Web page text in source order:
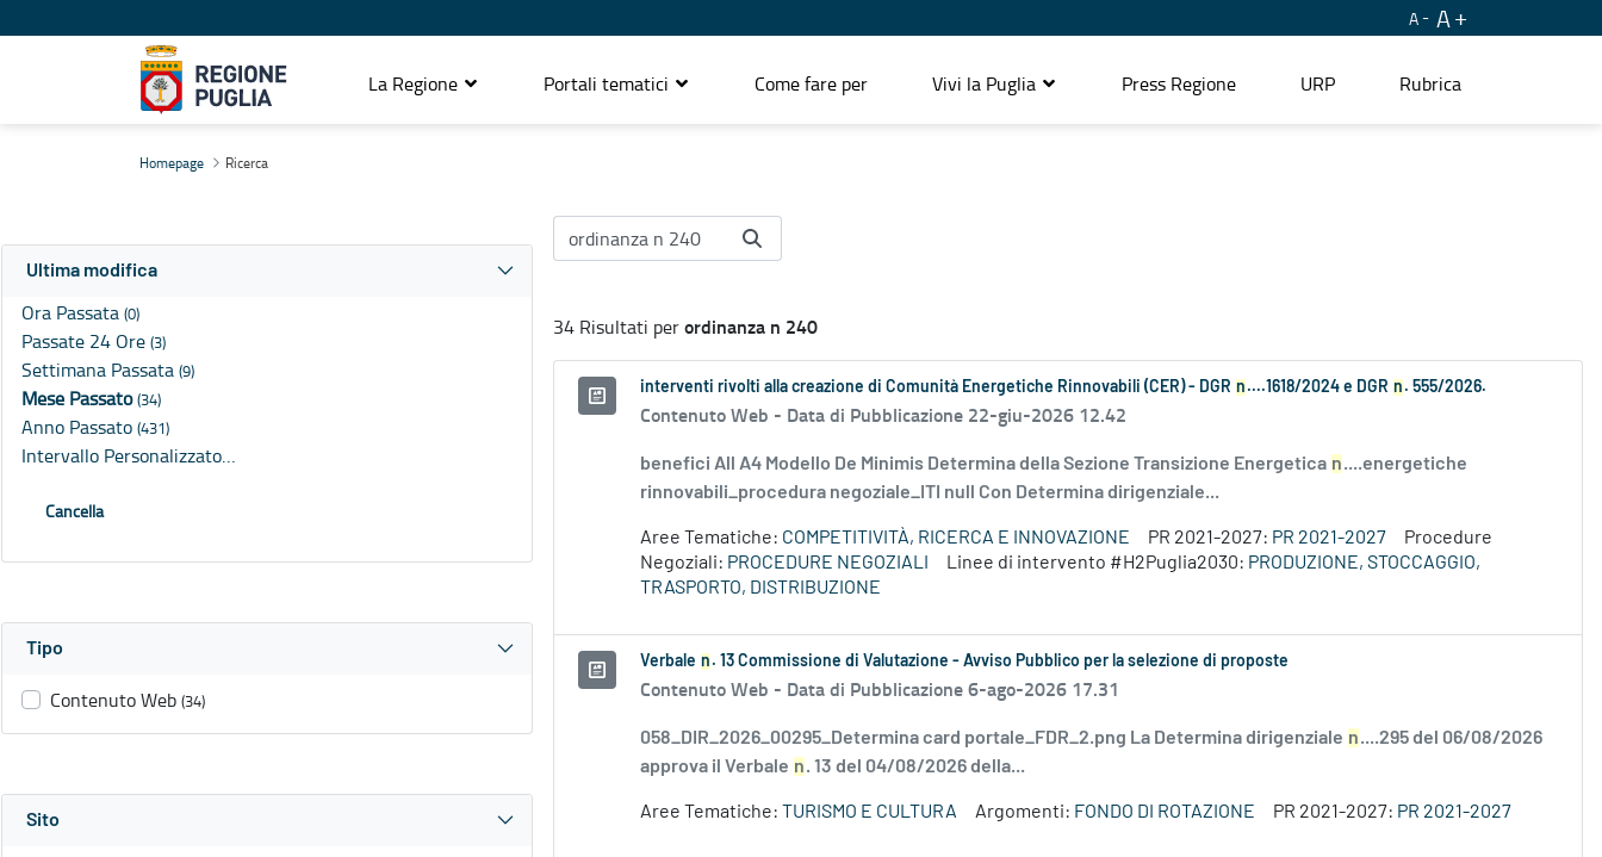
A A
La Regione Portali tematici Come fare per Vivi la Puglia Press Regione URP Rubrica
Homepage Ricerca
Ultima modifica
Ora Passata (0)
Passate 24 Ore (3)
Settimana Passata (9)
Mese Passato(34)
Anno Passato (431)
Intervallo Personalizzato…
Cancella
Tipo
Contenuto Web (34)
Sito
34 Risultati perordinanza n 240
interventi rivolti alla creazione di Comunità Energetiche Rinnovabili (CER) - DGR n ....1618/2024 e DGR n . 555/2026.
Contenuto Web - Data di Pubblicazione 22-giu-2026 12.42
benefici All A4 Modello De Minimis Determina della Sezione Transizione Energetica n....energetiche
rinnovabili_procedura negoziale_ITI null Con Determina dirigenziale...
Aree Tematiche: COMPETITIVITÀ, RICERCA E INNOVAZIONE PR 2021-2027: PR 2021-2027
Procedure
Negoziali: PROCEDURE NEGOZIALI Linee di intervento #H2Puglia2030: PRODUZIONE, STOCCAGGIO,
TRASPORTO, DISTRIBUZIONE
Verbale n . 13 Commissione di Valutazione - Avviso Pubblico per la selezione di proposte
Contenuto Web - Data di Pubblicazione 6-ago-2026 17.31
058_DIR_2026_00295_Determina card portale_FDR_2.png La Determina dirigenziale n....295 del 06/08/2026
approva il Verbale n. 13 del 04/08/2026 della...
Aree Tematiche: TURISMO E CULTURA Argomenti: FONDO DI ROTAZIONE PR 2021-2027: PR 2021-2027